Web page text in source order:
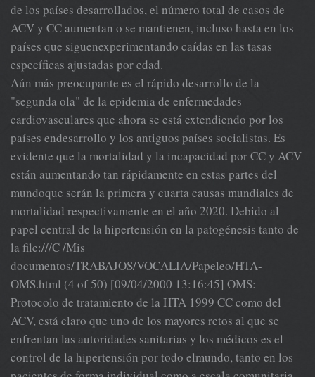
de los países desarrollados, el número total de casos de
ACV y CC aumentan o se mantienen, incluso hasta en los
países que siguenexperimentando caídas en las tasas
específicas ajustadas por edad.
Aún más preocupante es el rápido desarrollo de la
"segunda ola" de la epidemia de enfermedades
cardiovasculares que ahora se está extendiendo por los
países endesarrollo y los antiguos países socialistas. Es
evidente que la mortalidad y la incapacidad por CC y ACV
están aumentando tan rápidamente en estas partes del
mundoque serán la primera y cuarta causas mundiales de
mortalidad respectivamente en el año 2020. Debido al
papel central de la hipertensión en la patogénesis tanto de
la file:///C /Mis
documentos/TRABAJOS/VOCALIA/Papeleo/HTA-
OMS.html (4 of 50) [09/04/2000 13:16:45] OMS:
Protocolo de tratamiento de la HTA 1999 CC como del
ACV, está claro que uno de los mayores retos al que se
enfrentan las autoridades sanitarias y los médicos es el
control de la hipertensión por todo elmundo, tanto en los